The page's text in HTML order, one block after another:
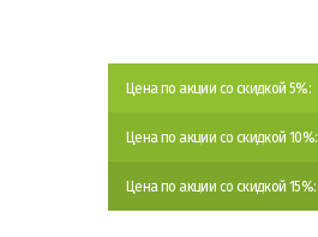
Цена по акции со скидкой 5%:
Цена по акции со скидкой 10%:
Цена по акции со скидкой 15%: